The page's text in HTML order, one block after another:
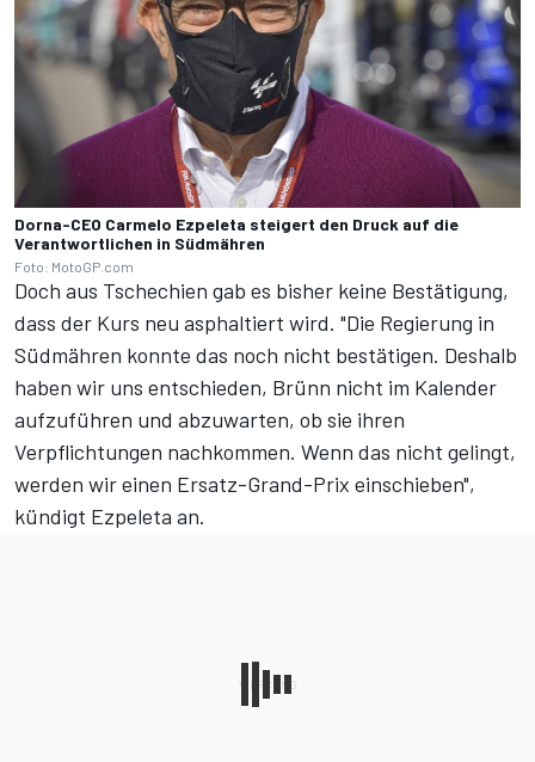
Dorna-CEO Carmelo Ezpeleta steigert den Druck auf die
Verantwortlichen in Südmähren
Foto: MotoGP.com
Doch aus Tschechien gab es bisher keine Bestätigung,
dass der Kurs neu asphaltiert wird. "Die Regierung in
Südmähren konnte das noch nicht bestätigen. Deshalb
haben wir uns entschieden, Brünn nicht im Kalender
aufzuführen und abzuwarten, ob sie ihren
Verpflichtungen nachkommen. Wenn das nicht gelingt,
werden wir einen Ersatz-Grand-Prix einschieben",
kündigt Ezpeleta an.